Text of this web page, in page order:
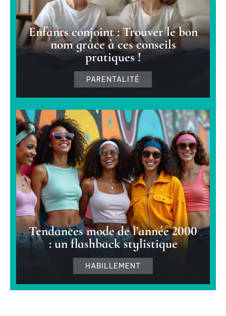
Enfants conjoint : Trouver le bon
nom grâce à ces conseils
pratiques !
PARENTALITÉ
Tendances mode de l’année 2000
: un flashback stylistique
HABILLEMENT